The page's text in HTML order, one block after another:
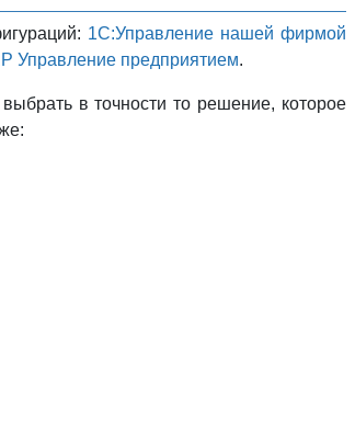
1С:Управление нашей фирмой
Управление предприятием.
в точности то решение, которое